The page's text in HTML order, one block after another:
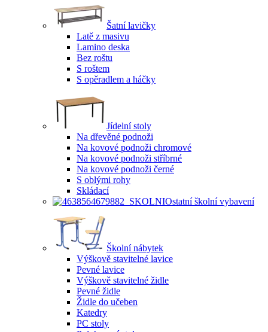
Šatní lavičky
Latě z masivu
Lamino deska
Bez roštu
S roštem
S opěradlem a háčky
Jídelní stoly
Na dřevěné podnoži
Na kovové podnoži chromové
Na kovové podnoži stříbrné
Na kovové podnoži černé
S oblými rohy
Skládací
Ostatní školní vybavení
Školní nábytek
Výškově stavitelné lavice
Pevné lavice
Výškově stavitelné židle
Pevné židle
Židle do učeben
Katedry
PC stoly